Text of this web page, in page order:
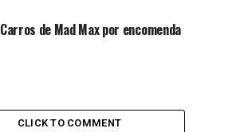
Carros de Mad Max por encomenda
CLICK TO COMMENT